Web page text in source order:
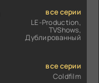
все серии
LE-Production,
TVShows,
Дублированный
все серии
Coldfilm